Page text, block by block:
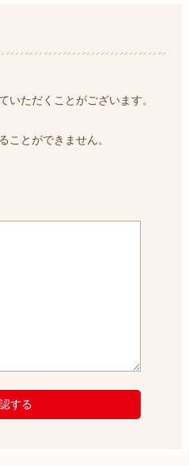
ただくことがございます。
とができません。
する